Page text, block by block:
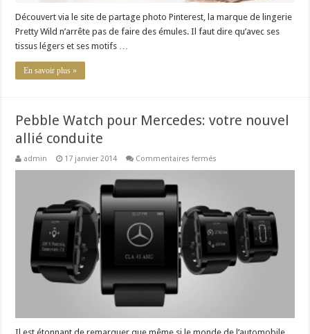
Découvert via le site de partage photo Pinterest, la marque de lingerie
Pretty Wild n’arrête pas de faire des émules. Il faut dire qu’avec ses
tissus légers et ses motifs …
En savoir plus »
Pebble Watch pour Mercedes: votre nouvel
allié conduite
admin 17 janvier 2014 Commentaires fermés
nouvel
allié
conduite